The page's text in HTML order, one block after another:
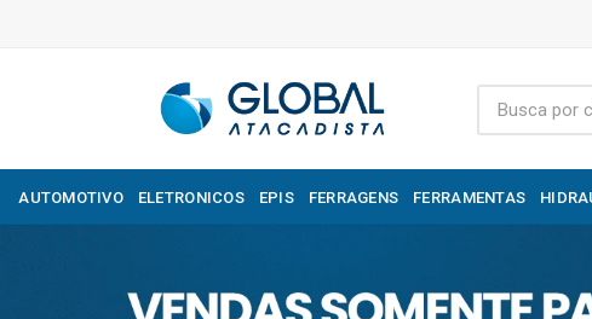
AUTOMOTIVO ELETRONICOS EPIS FERRAGENS FERRAMENTAS